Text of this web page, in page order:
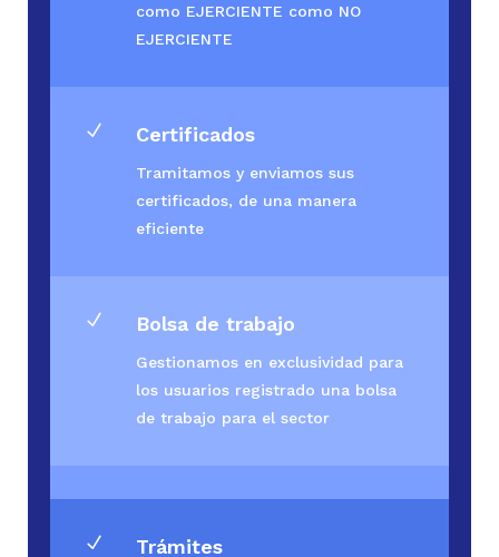
como EJERCIENTE como NO
EJERCIENTE
N Certificados
Tramitamos y enviamos sus
certificados, de una manera
eficiente
N Bolsa de trabajo
Gestionamos en exclusividad para
los usuarios registrado una bolsa
de trabajo para el sector
N Trámites